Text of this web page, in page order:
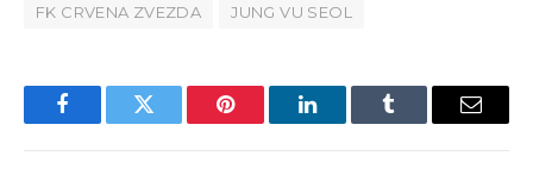
FK CRVENA ZVEZDA JUNG VU SEOL
FacebookTwitter Pinterest LinkedInTumblr Email